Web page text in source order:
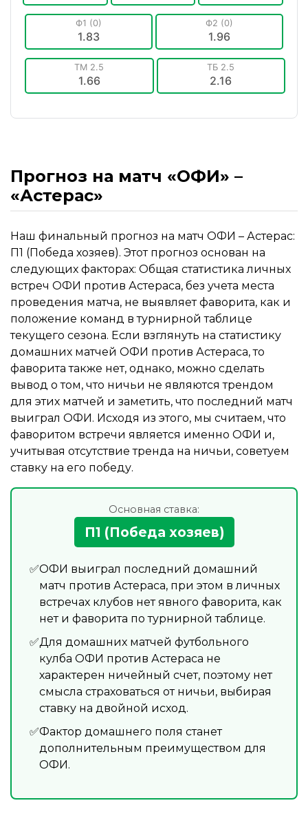
Ф1 (0)
1.83
Ф2 (0)
1.96
ТМ 2.5
1.66
ТБ 2.5
2.16
Прогноз на матч «ОФИ» –
«Астерас»
Наш финальный прогноз на матч ОФИ – Астерас:
П1 (Победа хозяев). Этот прогноз основан на
следующих факторах: Общая статистика личных
встреч ОФИ против Астераса, без учета места
проведения матча, не выявляет фаворита, как и
положение команд в турнирной таблице
текущего сезона. Если взглянуть на статистику
домашних матчей ОФИ против Астераса, то
фаворита также нет, однако, можно сделать
вывод о том, что ничьи не являются трендом
для этих матчей и заметить, что последний матч
выиграл ОФИ. Исходя из этого, мы считаем, что
фаворитом встречи является именно ОФИ и,
учитывая отсутствие тренда на ничьи, советуем
ставку на его победу.
Основная ставка:
П1 (Победа хозяев)
ОФИ выиграл последний домашний
матч против Астераса, при этом в личных
встречах клубов нет явного фаворита, как
нет и фаворита по турнирной таблице.
Для домашних матчей футбольного
кулба ОФИ против Астераса не
характерен ничейный счет, поэтому нет
смысла страховаться от ничьи, выбирая
ставку на двойной исход.
Фактор домашнего поля станет
дополнительным преимуществом для
ОФИ.